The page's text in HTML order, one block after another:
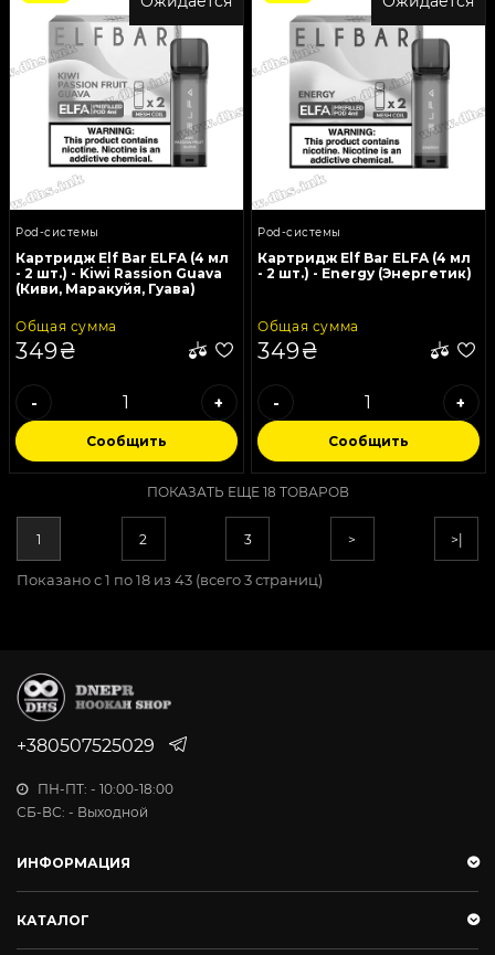
Pod-системы
Картридж Elf Bar ELFA (4 мл
- 2 шт.) - Kiwi Rassion Guava
(Киви, Маракуйя, Гуава)
Общая сумма
349₴
- +
Сообщить
Pod-системы
Картридж Elf Bar ELFA (4 мл
- 2 шт.) - Energy (Энергетик)
Общая сумма
349₴
- +
Сообщить
ПОКАЗАТЬ ЕЩЕ 18 ТОВАРОВ
1 2 3 > >|
Показано с 1 по 18 из 43 (всего 3 страниц)
+380507525029
ПН-ПТ: - 10:00-18:00
СБ-ВС: - Выходной
ИНФОРМАЦИЯ
КАТАЛОГ